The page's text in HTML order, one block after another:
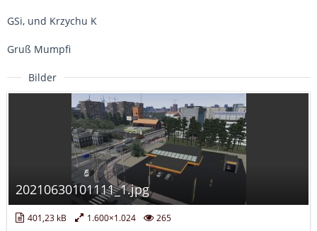
GSi, und Krzychu K
Gruß Mumpfi
Bilder
20210630101111_1.jpg
401,23 kB 1.600×1.024 265